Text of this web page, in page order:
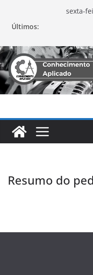
sexta-
Últimos:
Resumo do